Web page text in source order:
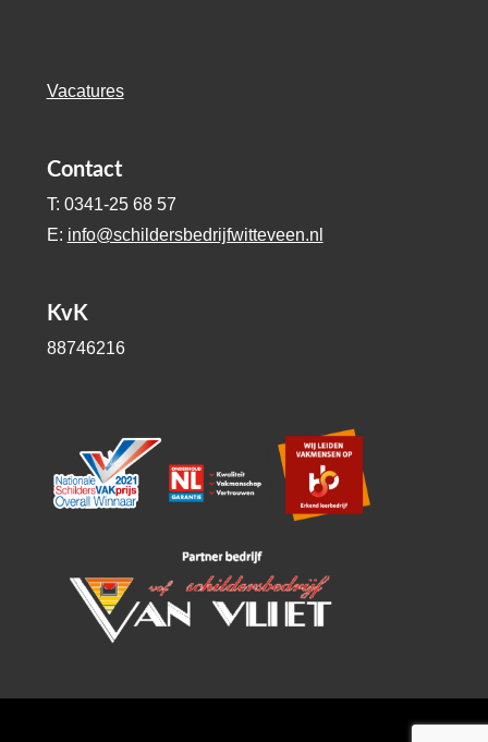
Vacatures
Contact
T: 0341-25 68 57
E: info@schildersbedrijfwitteveen.nl
KvK
88746216